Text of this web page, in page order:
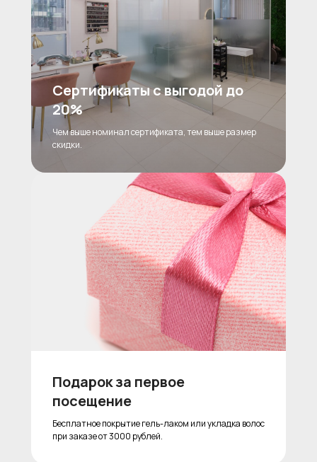
Сертификаты с выгодой до
20%
Чем выше номинал сертификата, тем выше размер
скидки.
Подарок за первое
посещение
Бесплатное покрытие гель-лаком или укладка волос
при заказе от 3000 рублей.